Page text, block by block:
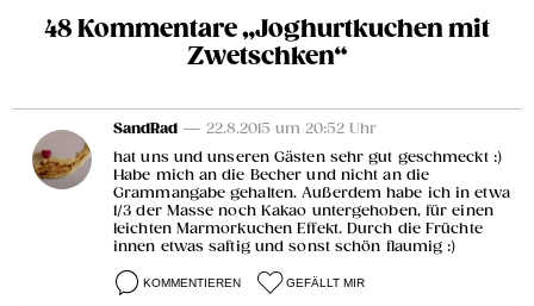
48 Kommentare „Joghurtkuchen mit
Zwetschken“
SandRad — 22.8.2015 um 20:52 Uhr
hat uns und unseren Gästen sehr gut geschmeckt :)
Habe mich an die Becher und nicht an die
Grammangabe gehalten. Außerdem habe ich in etwa
1/3 der Masse noch Kakao untergehoben, für einen
leichten Marmorkuchen Effekt. Durch die Früchte
innen etwas saftig und sonst schön flaumig :)
KOMMENTIEREN GEFÄLLT MIR